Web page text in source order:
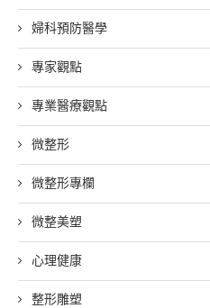
婦科預防醫學
專家觀點
專業醫療觀點
微整形
微整形專欄
微整美塑
心理健康
整形雕塑